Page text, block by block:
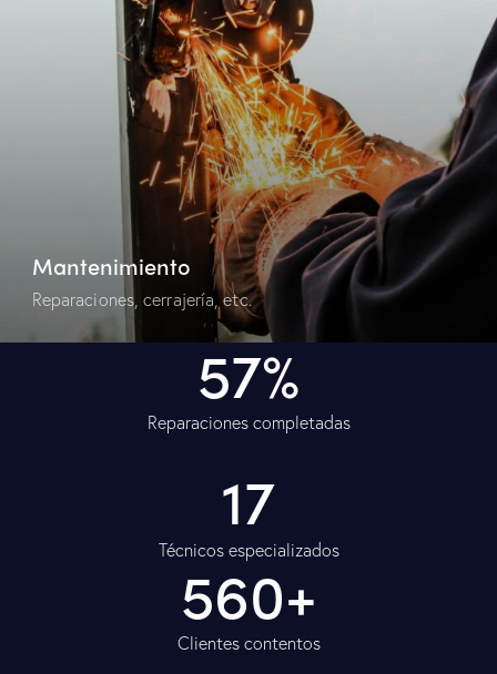
Mantenimiento
Reparaciones, cerrajería, etc.
100%
Reparaciones completadas
30
Técnicos especializados
1000+
Clientes contentos